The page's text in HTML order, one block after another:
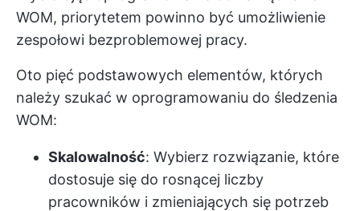
WOM, priorytetem powinno być umożliwienie
zespołowi bezproblemowej pracy.
Oto pięć podstawowych elementów, których
należy szukać w oprogramowaniu do śledzenia
WOM:
Skalowalność: Wybierz rozwiązanie, które
dostosuje się do rosnącej liczby
pracowników i zmieniających się potrzeb